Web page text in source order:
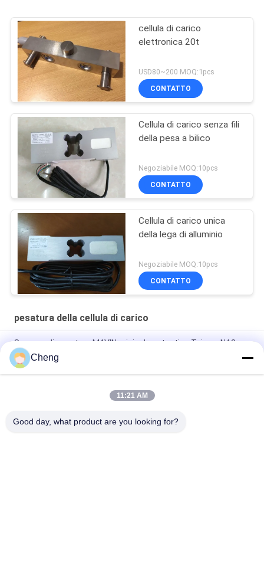
cellula di carico
elettronica 20t
USD80~200 MOQ:1pcs
CONTATTO
Cellula di carico senza fili
della pesa a bilico
Negoziabile MOQ:10pcs
CONTATTO
Cellula di carico unica
della lega di alluminio
Negoziabile MOQ:10pcs
CONTATTO
pesatura della cellula di carico
Sensore di pesatura MAVIN originale autentico Taiwan NA3
100kg Bilancia da banco Cella di carico
NA3 Sensori di forza digitali e celle di carico da 500 kg
Load Cell L6E3 Aluminum Alloy Electric Scales Weighing
Cheng
11:21 AM
Good day, what product are you looking for?